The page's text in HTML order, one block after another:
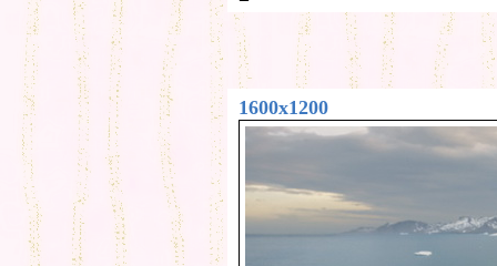
1600x1200